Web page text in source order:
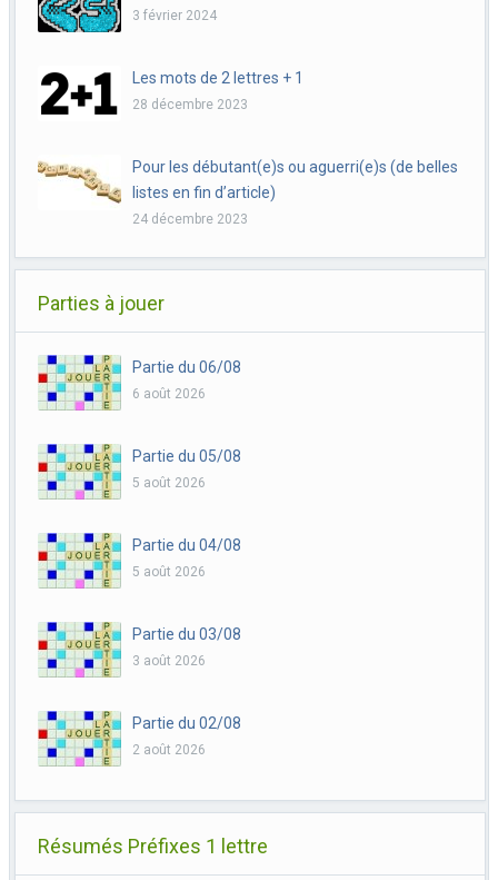
3 février 2024
Les mots de 2 lettres + 1
28 décembre 2023
Pour les débutant(e)s ou aguerri(e)s (de belles
listes en fin d’article)
24 décembre 2023
Parties à jouer
Partie du 06/08
6 août 2026
Partie du 05/08
5 août 2026
Partie du 04/08
5 août 2026
Partie du 03/08
3 août 2026
Partie du 02/08
2 août 2026
Résumés Préfixes 1 lettre